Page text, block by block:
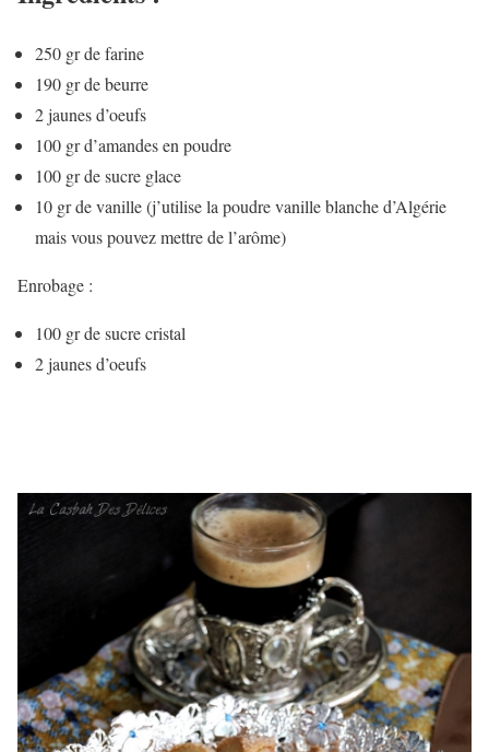
250 gr de farine
190 gr de beurre
2 jaunes d’oeufs
100 gr d’amandes en poudre
100 gr de sucre glace
10 gr de vanille (j’utilise la poudre vanille blanche d’Algérie
mais vous pouvez mettre de l’arôme)
Enrobage :
100 gr de sucre cristal
2 jaunes d’oeufs